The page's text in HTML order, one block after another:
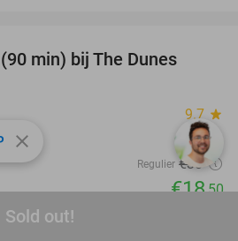
Sold out!
min) bij The Dunes
9.7 star
Regulier €30
€18,50
close